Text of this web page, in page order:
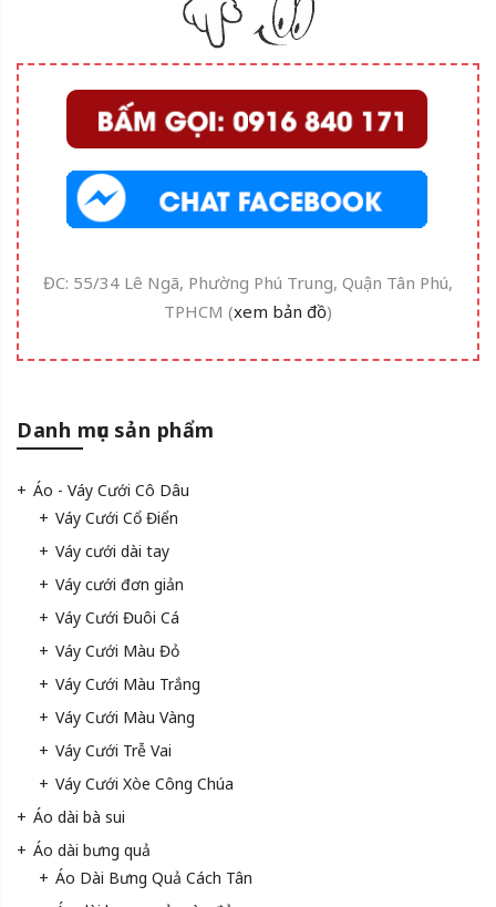
ĐC: 55/34 Lê Ngã, Phường Phú Trung, Quận Tân Phú,
TPHCM (xem bản đồ)
Danh mục sản phẩm
Áo - Váy Cưới Cô Dâu
Váy Cưới Cổ Điển
Váy cưới dài tay
Váy cưới đơn giản
Váy Cưới Đuôi Cá
Váy Cưới Màu Đỏ
Váy Cưới Màu Trắng
Váy Cưới Màu Vàng
Váy Cưới Trễ Vai
Váy Cưới Xòe Công Chúa
Áo dài bà sui
Áo dài bưng quả
Áo Dài Bưng Quả Cách Tân